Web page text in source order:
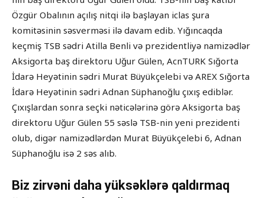
Özgür Obalının açılış nitqi ilə başlayan iclas şura
komitəsinin səsverməsi ilə davam edib. Yığıncaqda
keçmiş TSB sədri Atilla Benli və prezidentliyə namizədlər
Aksigorta baş direktoru Uğur Gülen, AcnTURK Sığorta
İdarə Heyətinin sədri Murat Büyükçelebi və AREX Sığorta
İdarə Heyətinin sədri Adnan Süphanoğlu çıxış ediblər.
Çıxışlardan sonra seçki nəticələrinə görə Aksigorta baş
direktoru Uğur Gülen 55 səslə TSB-nin yeni prezidenti
olub, digər namizədlərdən Murat Büyükçelebi 6, Adnan
Süphanoğlu isə 2 səs alıb.
Biz zirvəni daha yüksəklərə qaldırmaq